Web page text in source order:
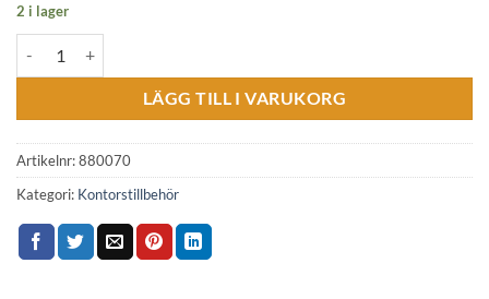
2 i lager
LÄGG TILL I VARUKORG
Artikelnr:880070
Kategori: Kontorstillbehör